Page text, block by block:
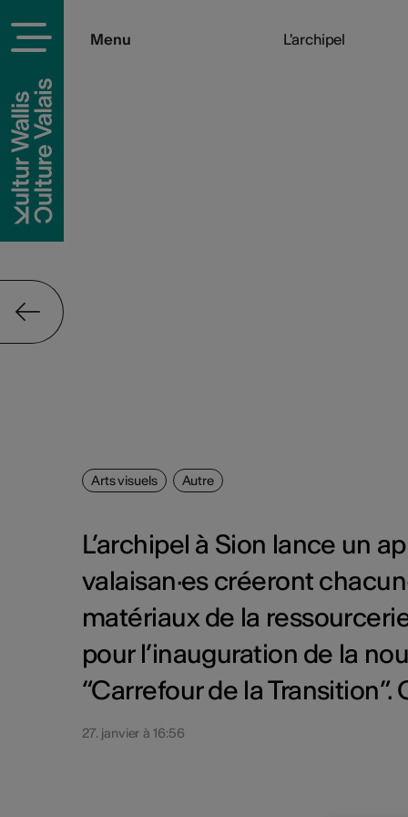
Menu L'archipel
Arts visuels Autre
L’archipel à Sion lance un
valaisan·es créeront
matériaux de la
pour l’inauguration de la
“Carrefour de la
27. janvier à 16:56